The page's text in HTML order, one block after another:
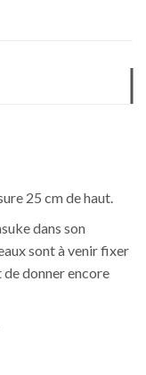
25 cm de haut.
dans son
sont à venir fixer
donner encore